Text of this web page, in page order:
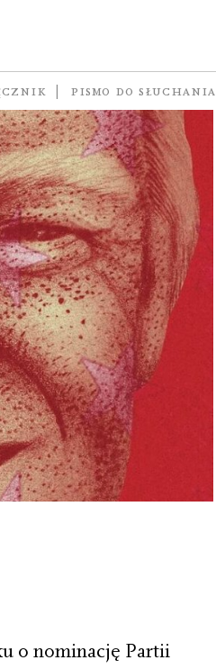
PISMO DO SŁUCHANIA
o nominację Partii